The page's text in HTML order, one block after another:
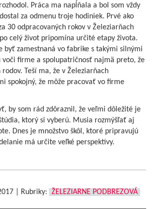
Práca ma napĺňala a bol som vždy
za odmenu troje hodiniek. Prvé ako
30 odpracovaných rokov v Železiarňach
celý život pripomína určité etapy života.
byť zamestnaná vo fabrike s takými silnými
firme a spolupatričnosť najmä preto, že
Teší ma, že v Železiarňach
spokojný, že môže pracovať vo firme
by som rád zdôraznil, že veľmi dôležité je
ktorý si vyberú. Musia rozmýšľať aj
Dnes je množstvo škôl, ktoré pripravujú
má určite veľké perspektívy.
| Rubriky:
ŽELEZIARNE PODBREZOVÁ